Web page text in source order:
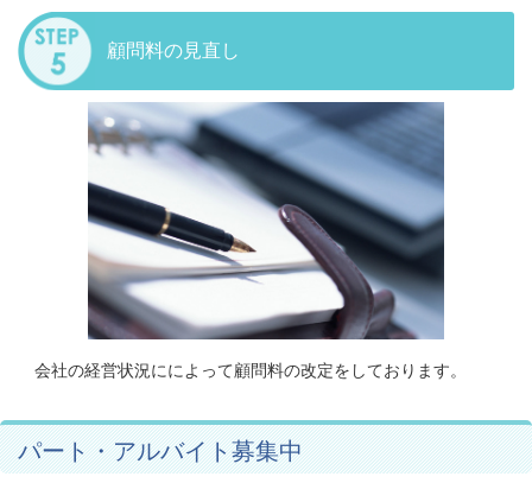
顧問料の見直し
会社の経営状況にによって顧問料の改定をしております。
パート・アルバイト募集中